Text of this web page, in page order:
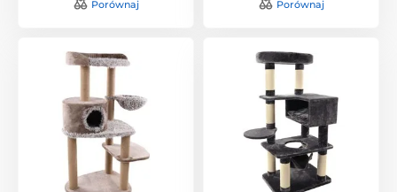
Porównaj Porównaj